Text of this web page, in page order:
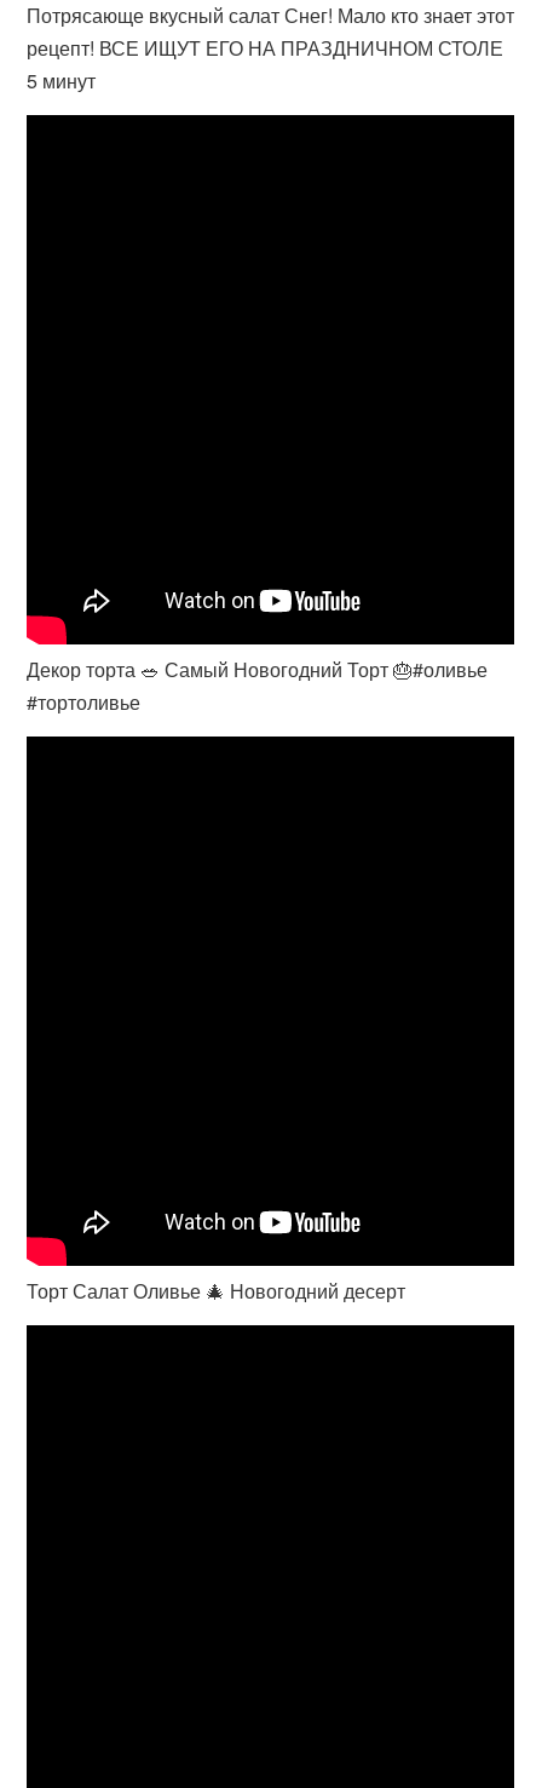
Потрясающе вкусный салат Снег! Мало кто знает этот
рецепт! ВСЕ ИЩУТ ЕГО НА ПРАЗДНИЧНОМ СТОЛЕ
5 минут
Декор торта 🥗 Самый Новогодний Торт 🎂#оливье
#тортоливье
Торт Салат Оливье 🎄 Новогодний десерт